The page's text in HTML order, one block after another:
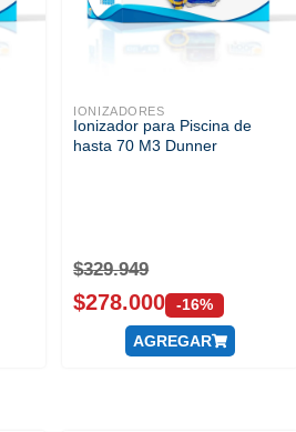
IONIZADORES
Ionizador para Piscina de
hasta 70 M3 Dunner
$329.949
$278.000 -16%
AGREGAR